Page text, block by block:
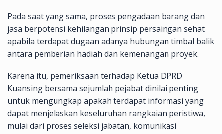
Pada saat yang sama, proses pengadaan barang dan
jasa berpotensi kehilangan prinsip persaingan sehat
apabila terdapat dugaan adanya hubungan timbal balik
antara pemberian hadiah dan kemenangan proyek.
Karena itu, pemeriksaan terhadap Ketua DPRD
Kuansing bersama sejumlah pejabat dinilai penting
untuk mengungkap apakah terdapat informasi yang
dapat menjelaskan keseluruhan rangkaian peristiwa,
mulai dari proses seleksi jabatan, komunikasi